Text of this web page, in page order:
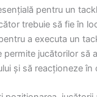
pentru un
trebuie să fie în
a executa un
permite jucătorilor să
și să reacționeze în